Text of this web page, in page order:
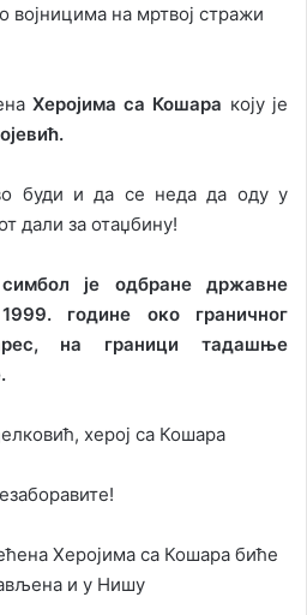
војницима на мртвој стражи
Херојима са Кошара коју је
буди и да се неда да оду у
дали за отаџбину!
је одбране државне
године око граничног
на граници тадашње
херој са Кошара